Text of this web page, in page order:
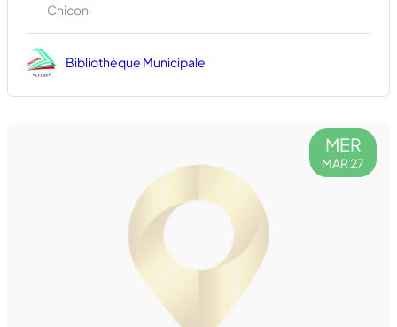
Chiconi
Bibliothèque Municipale
MER
MAR 27